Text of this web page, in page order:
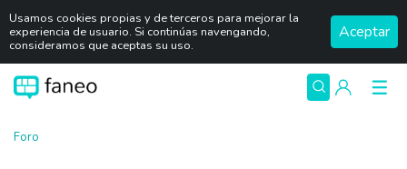
Usamos cookies propias y de terceros para mejorar la
experiencia de usuario. Si continúas navengando,
consideramos que aceptas su uso.
Aceptar
Foro